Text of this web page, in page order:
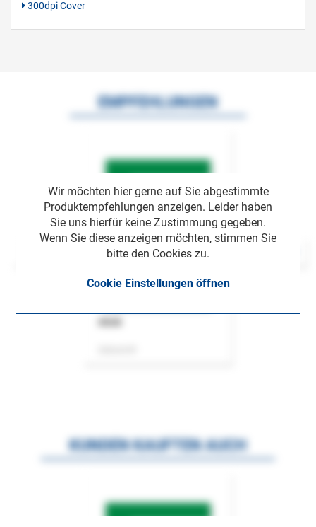
300dpi Cover
Wir möchten hier gerne auf Sie abgestimmte
Produktempfehlungen anzeigen. Leider haben
Sie uns hierfür keine Zustimmung gegeben.
Wenn Sie diese anzeigen möchten, stimmen Sie
bitte den Cookies zu.
Cookie Einstellungen öffnen
EMPFEHLUNGEN
KUNDEN KAUFTEN AUCH